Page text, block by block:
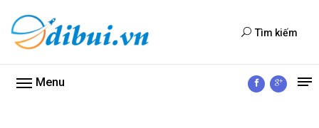
Tìm kiếm
Menu